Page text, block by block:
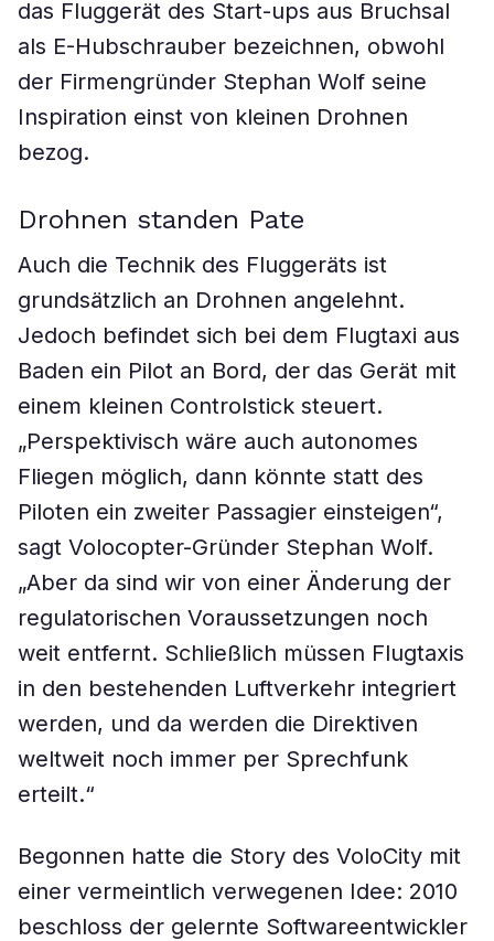
das Fluggerät des Start-ups aus Bruchsal
als E-Hubschrauber bezeichnen, obwohl
der Firmengründer Stephan Wolf seine
Inspiration einst von kleinen Drohnen
bezog.
Drohnen standen Pate
Auch die Technik des Fluggeräts ist
grundsätzlich an Drohnen angelehnt.
Jedoch befindet sich bei dem Flugtaxi aus
Baden ein Pilot an Bord, der das Gerät mit
einem kleinen Controlstick steuert.
„Perspektivisch wäre auch autonomes
Fliegen möglich, dann könnte statt des
Piloten ein zweiter Passagier einsteigen“,
sagt Volocopter-Gründer Stephan Wolf.
„Aber da sind wir von einer Änderung der
regulatorischen Voraussetzungen noch
weit entfernt. Schließlich müssen Flugtaxis
in den bestehenden Luftverkehr integriert
werden, und da werden die Direktiven
weltweit noch immer per Sprechfunk
erteilt.“
Begonnen hatte die Story des VoloCity mit
einer vermeintlich verwegenen Idee: 2010
beschloss der gelernte Softwareentwickler